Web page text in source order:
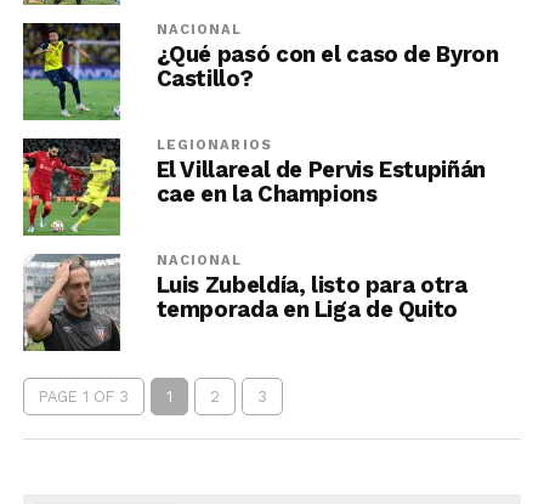
NACIONAL
¿Qué pasó con el caso de Byron
Castillo?
LEGIONARIOS
El Villareal de Pervis Estupiñán
cae en la Champions
NACIONAL
Luis Zubeldía, listo para otra
temporada en Liga de Quito
PAGE 1 OF 3 1 2 3